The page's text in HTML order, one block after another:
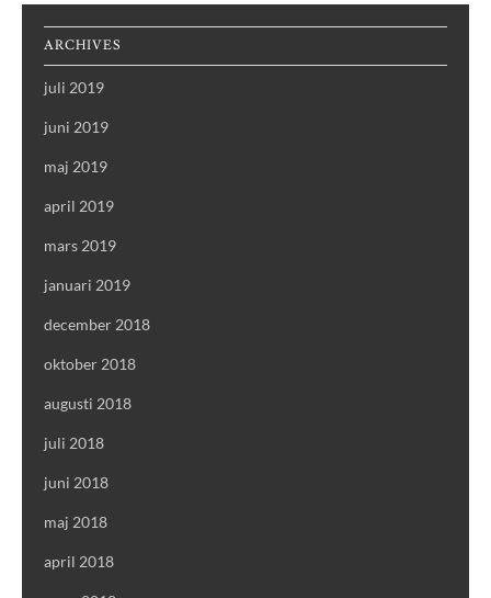
ARCHIVES
juli 2019
juni 2019
maj 2019
april 2019
mars 2019
januari 2019
december 2018
oktober 2018
augusti 2018
juli 2018
juni 2018
maj 2018
april 2018